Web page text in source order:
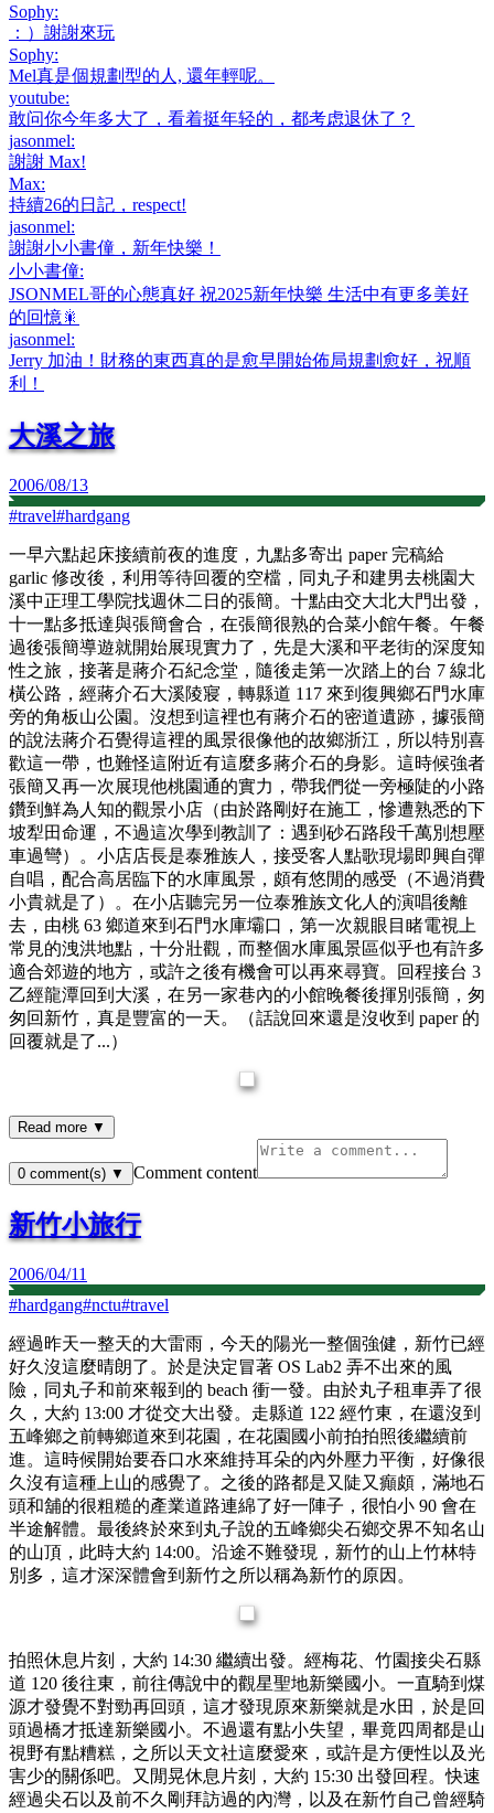
Sophy:
：）謝謝來玩
Sophy:
Mel真是個規劃型的人, 還年輕呢。
youtube:
敢问你今年多大了，看着挺年轻的，都考虑退休了？
jasonmel:
謝謝 Max!
Max:
持續26的日記，respect!
jasonmel:
謝謝小小書僮，新年快樂！
小小書僮:
JSONMEL哥的心態真好 祝2025新年快樂 生活中有更多美好
的回憶🎇
jasonmel:
Jerry 加油！財務的東西真的是愈早開始佈局規劃愈好，祝順
利！
大溪之旅
2006/08/13
#travel#hardgang
一早六點起床接續前夜的進度，九點多寄出 paper 完稿給
garlic 修改後，利用等待回覆的空檔，同丸子和建男去桃園大
溪中正理工學院找週休二日的張簡。十點由交大北大門出發，
十一點多抵達與張簡會合，在張簡很熟的合菜小館午餐。午餐
過後張簡導遊就開始展現實力了，先是大溪和平老街的深度知
性之旅，接著是蔣介石紀念堂，隨後走第一次踏上的台 7 線北
橫公路，經蔣介石大溪陵寢，轉縣道 117 來到復興鄉石門水庫
旁的角板山公園。沒想到這裡也有蔣介石的密道遺跡，據張簡
的說法蔣介石覺得這裡的風景很像他的故鄉浙江，所以特別喜
歡這一帶，也難怪這附近有這麼多蔣介石的身影。這時候強者
張簡又再一次展現他桃園通的實力，帶我們從一旁極陡的小路
鑽到鮮為人知的觀景小店（由於路剛好在施工，慘遭熟悉的下
坡犁田命運，不過這次學到教訓了：遇到砂石路段千萬別想壓
車過彎）。小店店長是泰雅族人，接受客人點歌現場即興自彈
自唱，配合高居臨下的水庫風景，頗有悠閒的感受（不過消費
小貴就是了）。在小店聽完另一位泰雅族文化人的演唱後離
去，由桃 63 鄉道來到石門水庫壩口，第一次親眼目睹電視上
常見的洩洪地點，十分壯觀，而整個水庫風景區似乎也有許多
適合郊遊的地方，或許之後有機會可以再來尋寶。回程接台 3
乙經龍潭回到大溪，在另一家巷內的小館晚餐後揮別張簡，匆
匆回新竹，真是豐富的一天。（話說回來還是沒收到 paper 的
回覆就是了...）
Read more ▼
0 comment(s) ▼ Comment content
新竹小旅行
2006/04/11
#hardgang#nctu#travel
經過昨天一整天的大雷雨，今天的陽光一整個強健，新竹已經
好久沒這麼晴朗了。於是決定冒著 OS Lab2 弄不出來的風
險，同丸子和前來報到的 beach 衝一發。由於丸子租車弄了很
久，大約 13:00 才從交大出發。走縣道 122 經竹東，在還沒到
五峰鄉之前轉鄉道來到花園，在花園國小前拍拍照後繼續前
進。這時候開始要吞口水來維持耳朵的內外壓力平衡，好像很
久沒有這種上山的感覺了。之後的路都是又陡又癲頗，滿地石
頭和舖的很粗糙的產業道路連綿了好一陣子，很怕小 90 會在
半途解體。最後終於來到丸子說的五峰鄉尖石鄉交界不知名山
的山頂，此時大約 14:00。沿途不難發現，新竹的山上竹林特
別多，這才深深體會到新竹之所以稱為新竹的原因。
拍照休息片刻，大約 14:30 繼續出發。經梅花、竹園接尖石縣
道 120 後往東，前往傳說中的觀星聖地新樂國小。一直騎到煤
源才發覺不對勁再回頭，這才發現原來新樂就是水田，於是回
頭過橋才抵達新樂國小。不過還有點小失望，畢竟四周都是山
視野有點糟糕，之所以天文社這麼愛來，或許是方便性以及光
害少的關係吧。又閒晃休息片刻，大約 15:30 出發回程。快速
經過尖石以及前不久剛拜訪過的內灣，以及在新竹自己曾經騎